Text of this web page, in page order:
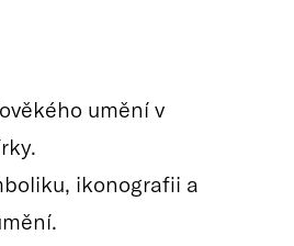
umění v
ikonografii a